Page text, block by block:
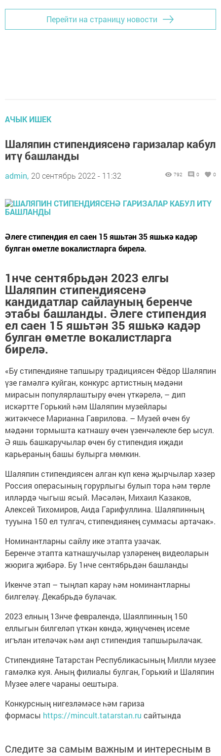
Перейти на страницу новости
АЧЫК ИШЕК
Шаляпин стипендиясенә гаризалар кабул
итү башланды
admin, 20 сентябрь 2022 - 11:32 792 0 0
Әлеге стипендия ел саен 15 яшьтән 35 яшькә кадәр
булган өметле вокалистларга бирелә.
1нче сентябрьдән 2023 елгы
Шаляпин стипендиясенә
кандидатлар сайлауның беренче
этабы башланды. Әлеге стипендия
ел саен 15 яшьтән 35 яшькә кадәр
булган өметле вокалистларга
бирелә.
«Бу стипендияне тапшыру традициясен Фёдор Шаляпин
үзе гамәлгә куйган, конкурс артистның мәдәни
мирасын популярлаштыру өчен үткәрелә, – дип
искәртте Горький һәм Шаляпин музейлары
житәкчесе Марианна Гаврилова. – Музей өчен бу
мәдәни тормышта катнашу өчен үзенчәлекле бер ысул.
Ә яшь башкаручылар өчен бу стипендия иҗади
карьераның башы булырга мөмкин.
Шаляпин стипендиясен алган күп кенә җырчылар хәзер
Россия операсының горурлыгы булып тора һәм төрле
илләрдә чыгыш ясый. Мәсәлән, Михаил Казаков,
Алексей Тихомиров, Аида Гарифуллина. Шаляпинның
тууына 150 ел тулгач, стипендиянең суммасы артачак».
Номинантларны сайлу ике этапта узачак.
Беренче этапта катнашучылар үзләренең видеоларын
жюрига җибәрә. Бу 1нче сентябрьдән башланды
Икенче этап – тыңлап карау һәм номинантларны
билгеләү. Декабрьдә булачак.
2023 елның 13нче февралендә, Шаялпинның 150
еллыгын билгеләп үткән көндә, җиңүченең исеме
игълан ителәчәк һәм аңп стипендия тапшырылачак.
Стипендияне Татарстан Республикасының Милли музее
гамәлкә куя. Аның филиалы булган, Горький и Шаляпин
Музее әлеге чараны оештыра.
Конкурсның нигезләмәсе һәм гариза
формасы https://mincult.tatarstan.ru сайтында
Следите за самым важным и интересным в